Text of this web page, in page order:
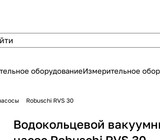
оборудованиеИзмерительное
Robuschi RVS 30
Водокольцевой